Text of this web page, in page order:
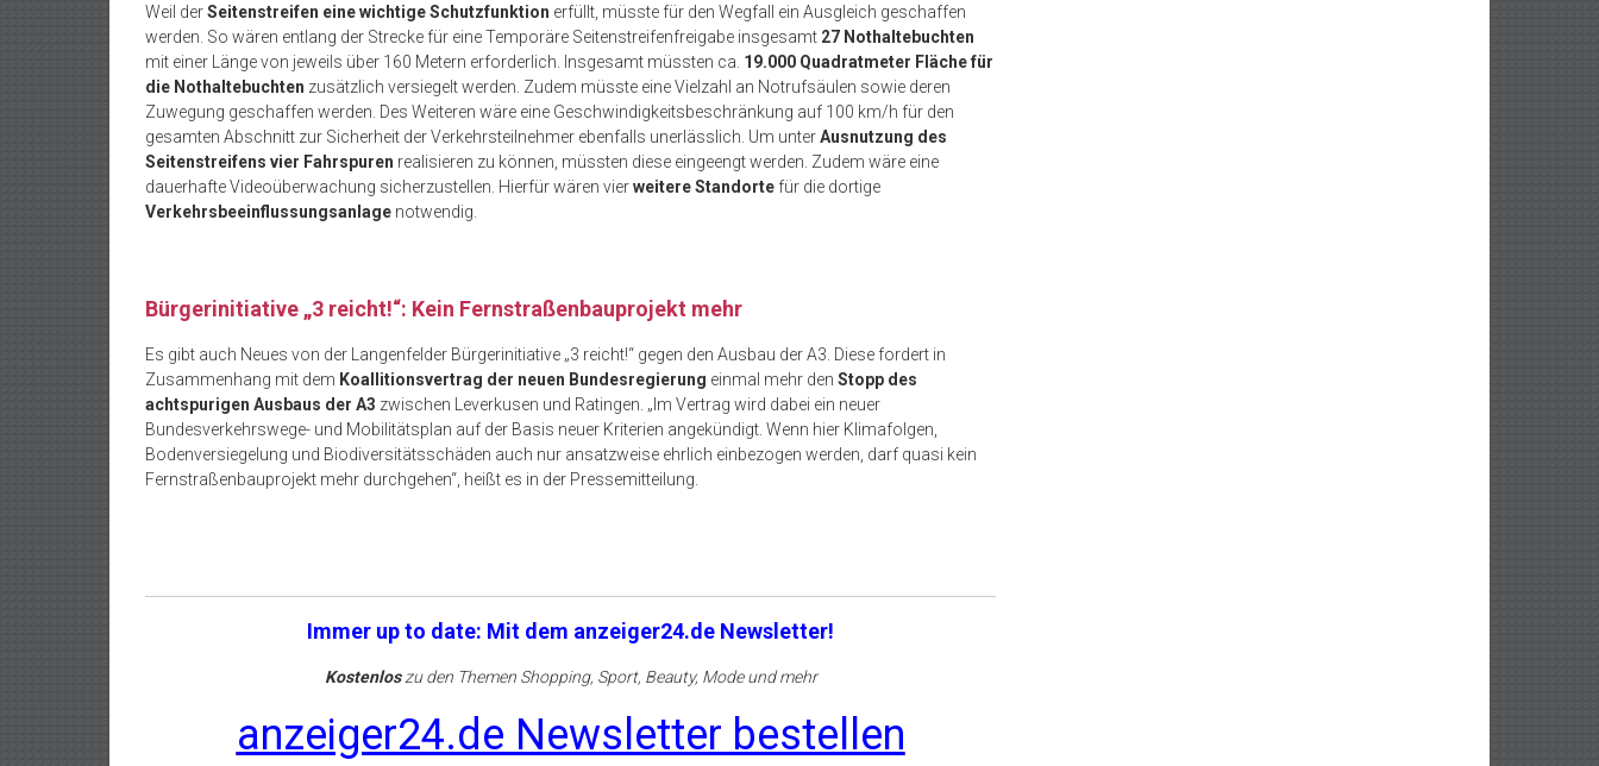
Weil derSeitenstreifen eine wichtige Schutzfunktion erfüllt, müsste für den Wegfall ein Ausgleich geschaffen
werden. So wären entlang der Strecke für eine Temporäre Seitenstreifenfreigabe insgesamt 27 Nothaltebuchten
mit einer Länge von jeweils über 160 Metern erforderlich. Insgesamt müssten ca. 19.000 Quadratmeter Fläche für
die Nothaltebuchten zusätzlich versiegelt werden. Zudem müsste eine Vielzahl an Notrufsäulen sowie deren
Zuwegung geschaffen werden. Des Weiteren wäre eine Geschwindigkeitsbeschränkung auf 100 km/h für den
gesamten Abschnitt zur Sicherheit der Verkehrsteilnehmer ebenfalls unerlässlich. Um unterAusnutzung des
Seitenstreifens vier Fahrspuren realisieren zu können, müssten diese eingeengt werden. Zudem wäre eine
dauerhafte Videoüberwachung sicherzustellen. Hierfür wären vierweitere Standorte für die dortige
Verkehrsbeeinflussungsanlage notwendig.
Bürgerinitiative „3 reicht!“: Kein Fernstraßenbauprojekt mehr
Es gibt auch Neues von der Langenfelder Bürgerinitiative „3 reicht!“ gegen den Ausbau der A3. Diese fordert in
Zusammenhang mit dem Koallitionsvertrag der neuen Bundesregierung einmal mehr den Stopp des
achtspurigen Ausbaus der A3 zwischen Leverkusen und Ratingen. „Im Vertrag wird dabei ein neuer
Bundesverkehrswege- und Mobilitätsplan auf der Basis neuer Kriterien angekündigt. Wenn hier Klimafolgen,
Bodenversiegelung und Biodiversitätsschäden auch nur ansatzweise ehrlich einbezogen werden, darf quasi kein
Fernstraßenbauprojekt mehr durchgehen“, heißt es in der Pressemitteilung.
Immer up to date: Mit dem anzeiger24.de Newsletter!
Kostenloszu den Themen Shopping, Sport, Beauty, Mode und mehr
anzeiger24.de Newsletter bestellen